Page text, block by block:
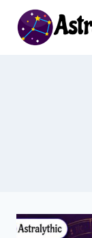
content